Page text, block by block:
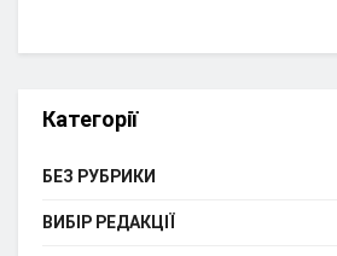
Категорії
БЕЗ РУБРИКИ
ВИБІР РЕДАКЦІЇ